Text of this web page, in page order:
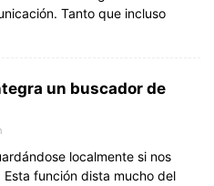
Tanto que incluso
un buscador de
localmente si nos
función dista mucho del